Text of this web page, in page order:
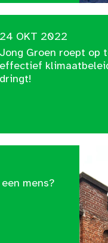
24 OKT 2022
Jong Groen roept op
effectief
dringt!
mens?